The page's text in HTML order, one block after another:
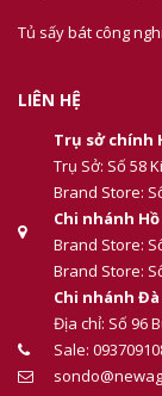
Tủ sấy bát công
LIÊN HỆ
Trụ sở chính
Trụ Sở: Số 58
Brand Store:
Chi nhánh
Brand Store:
Brand Store:
Chi nhánh
Địa chỉ: Số 96
Sale: